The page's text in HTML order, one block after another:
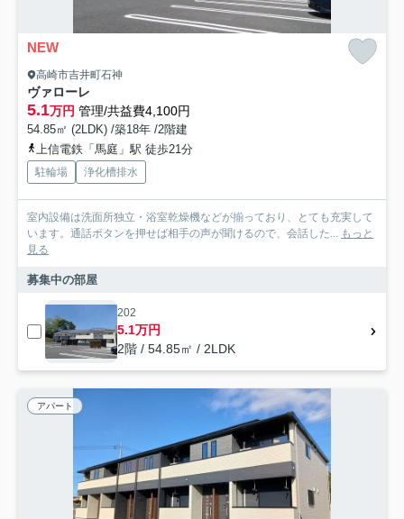
NEW
高崎市吉井町石神
ヴァローレ
5.1万円 管理/共益費4,100円
54.85㎡ (2LDK) /築18年 /2階建
上信電鉄「馬庭」駅 徒歩21分
駐輪場 浄化槽排水
室内設備は洗面所独立・浴室乾燥機などが揃っており、とても充実して
います。通話ボタンを押せば相手の声が聞けるので、会話した... もっと
見る
募集中の部屋
202
5.1万円
2階 / 54.85㎡ / 2LDK
アパート